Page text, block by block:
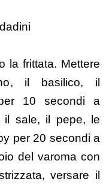
la frittata. Mettere
il basilico, il
10 secondi a
il sale, il pepe, le
per 20 secondi a
del varoma con
versare il